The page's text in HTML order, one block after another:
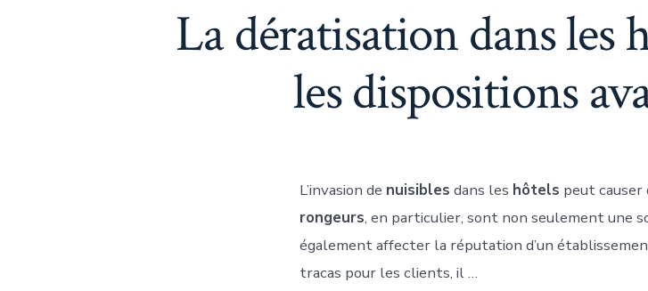
La dératisation dans les
les dispositions
L’invasion de nuisibles dans les hôtels peut causer
rongeurs, en particulier, sont non seulement une
également affecter la réputation d’un
tracas pour les clients, il …